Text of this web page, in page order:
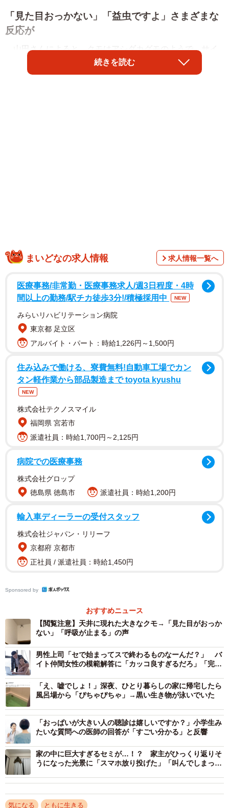
「見た目おっかない」「益虫ですよ」さまざまな
反応が
山田さんによると、クモはアシダカグモのようで、サイ
ズは体の部分だけで4センチほどはあったそう。「足を伸ば
した姿は10センチ以上はあったので、対峙すると結構大き
た。
山田さんも益虫という知識はあったため「できれば共存
したい気持ちも少しあったのですが」としながらも、「や
はり姿が強烈過ぎてどうしても放っておけず…」。
その後については「息子の虫取り網を使ってなんとか捕
獲し、そっと玄関の外に逃しました」と教えてくれまし
「皆さんの反応を見て『逃したのは失敗だったかも』と
少し後悔もしています。あれだけ立派なクモが家にいたと
いうことは、『G』がいた証拠なのかもしれない…と考える
山田さんは1989（平成元）年3月、東京都出身。5歳のと
きに能楽の稽古を始め、6歳で初舞台。2016年、人間国宝
金剛流26世宗家金剛永謹のもと住込み修業を終え、独立。
現在は京都と東京を拠点に、国内外への普及活動にも取り
組んでいます。6月7日には国立能楽堂（東京都渋谷区）で
行われる「第37回金剛流潤星会」に出演します。
目の前にいるクモ、どうすれば？
千葉市ホームページの「住居衛生相談」には、市民から
相談が多い生き物の一つとして、アシダカグモの生態と駆
除方法が掲載されています。
同ページによると、アシダカグモは「家の中ではゴキブ
リを餌にしていると思われ、益虫に分類されることもあり
続きを読む
まいどなの求人情報 求人情報一覧へ
医療事務/非常勤・医療事務求人/週3日程度・4時
間以上の勤務/駅チカ徒歩3分!/積極採用中
NEW
みらいリハビリテーション病院
東京都 足立区
アルバイト・パート：時給1,226円～1,500円
住み込みで働ける、寮費無料!自動車工場でカン
タン軽作業から部品製造まで toyota kyushu
NEW
株式会社テクノスマイル
福岡県 宮若市
派遣社員：時給1,700円～2,125円
病院での医療事務
株式会社グロップ
徳島県 徳島市
派遣社員：時給1,200円
輸入車ディーラーの受付スタッフ
株式会社ジャパン・リリーフ
京都府 京都市
正社員 / 派遣社員：時給1,450円
Sponsored by
おすすめニュース
【閲覧注意】天井に現れた大きなクモ→「見た目がおっか
ない」「呼吸が止まる」の声
男性上司「セで始まってスで終わるものなーんだ？」 バ
イト仲間女性の模範解答に「カッコ良すぎるだろ」「完璧
「え、嘘でしょ！」深夜、ひとり暮らしの家に帰宅したら
風呂場から「ぴちゃぴちゃ」→黒い生き物が泳いでいた
「おっぱいが大きい人の聴診は嬉しいですか？」小学生み
たいな質問への医師の回答が「すごい分かる」と反響
家の中に巨大すぎるセミが…！？ 家主がひっくり返りそ
うになった光景に「スマホ放り投げた」「叫んでしまっ
気になる ともに生きる